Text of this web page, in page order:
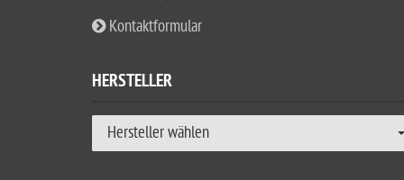
Kontaktformular
HERSTELLER
Hersteller wählen